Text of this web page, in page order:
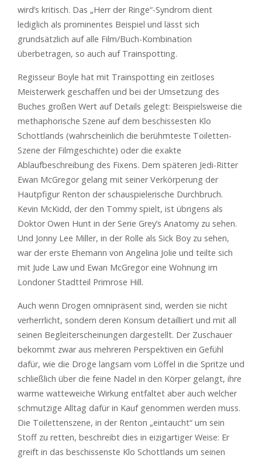
wird’s kritisch. Das „Herr der Ringe“-Syndrom dient
lediglich als prominentes Beispiel und lässt sich
grundsätzlich auf alle Film/Buch-Kombination
überbetragen, so auch auf Trainspotting.
Regisseur Boyle hat mit Trainspotting ein zeitloses
Meisterwerk geschaffen und bei der Umsetzung des
Buches großen Wert auf Details gelegt: Beispielsweise die
methaphorische Szene auf dem beschissesten Klo
Schottlands (wahrscheinlich die berühmteste Toiletten-
Szene der Filmgeschichte) oder die exakte
Ablaufbeschreibung des Fixens. Dem späteren Jedi-Ritter
Ewan McGregor gelang mit seiner Verkörperung der
Hautpfigur Renton der schauspielerische Durchbruch.
Kevin McKidd, der den Tommy spielt, ist übrigens als
Doktor Owen Hunt in der Serie Grey’s Anatomy zu sehen.
Und Jonny Lee Miller, in der Rolle als Sick Boy zu sehen,
war der erste Ehemann von Angelina Jolie und teilte sich
mit Jude Law und Ewan McGregor eine Wohnung im
Londoner Stadtteil Primrose Hill.
Auch wenn Drogen omnipräsent sind, werden sie nicht
verherrlicht, sondern deren Konsum detailliert und mit all
seinen Begleiterscheinungen dargestellt. Der Zuschauer
bekommt zwar aus mehreren Perspektiven ein Gefühl
dafür, wie die Droge langsam vom Löffel in die Spritze und
schließlich über die feine Nadel in den Körper gelangt, ihre
warme watteweiche Wirkung entfaltet aber auch welcher
schmutzige Alltag dafür in Kauf genommen werden muss.
Die Toilettenszene, in der Renton „eintaucht“ um sein
Stoff zu retten, beschreibt dies in eizigartiger Weise: Er
greift in das beschissenste Klo Schottlands um seinen